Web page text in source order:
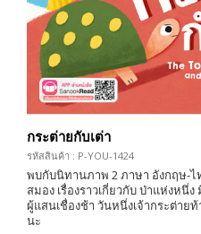
กระต่ายกับเต่า
รหัสสินค้า : P-YOU-1424
พบกับนิทานภาพ 2 ภาษา อังกฤษ-
สมอง เรื่องราวเกี่ยวกับ ป่าแห่งหนึ่ง
ผู้แสนเชื่องช้า วันหนึ่งเจ้ากระต่าย
นะ